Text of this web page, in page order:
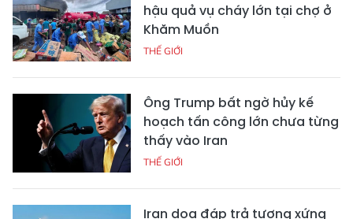
hậu quả vụ cháy lớn tại chợ ở
Khăm Muồn
THẾ GIỚI
Ông Trump bất ngờ hủy kế
hoạch tấn công lớn chưa từng
thấy vào Iran
THẾ GIỚI
Iran dọa đáp trả tương xứng